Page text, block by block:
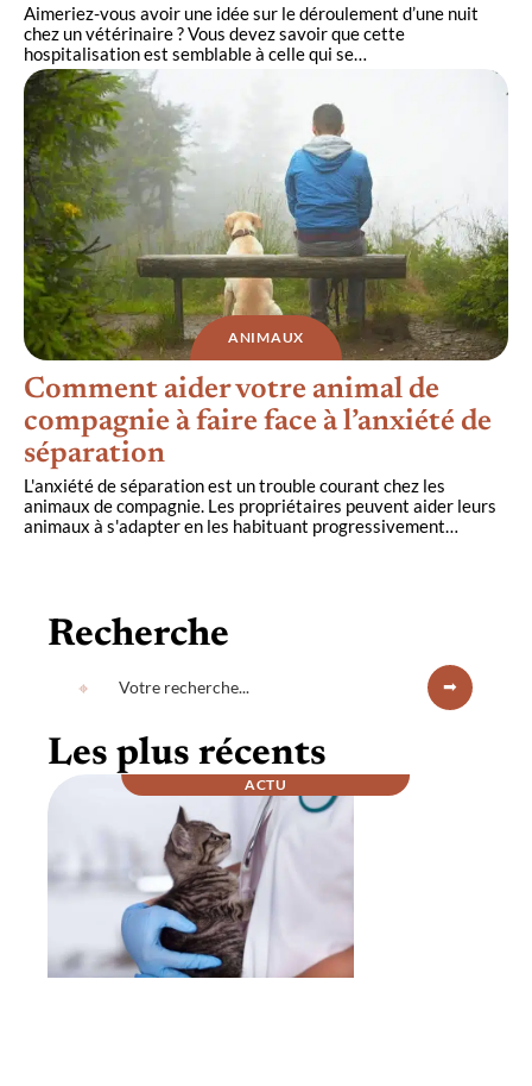
Aimeriez-vous avoir une idée sur le déroulement d’une nuit
chez un vétérinaire ? Vous devez savoir que cette
hospitalisation est semblable à celle qui se…
ANIMAUX
Comment aider votre animal de
compagnie à faire face à l’anxiété de
séparation
L'anxiété de séparation est un trouble courant chez les
animaux de compagnie. Les propriétaires peuvent aider leurs
animaux à s'adapter en les habituant progressivement
Recherche
Les plus récents
ACTU